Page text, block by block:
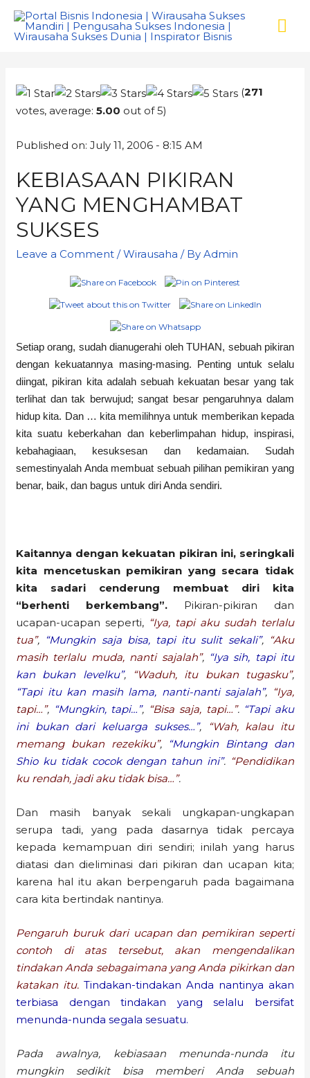
(271
votes, average:5.00 out of 5)
Published on: July 11, 2006 - 8:15 AM
KEBIASAAN PIKIRAN
YANG MENGHAMBAT
SUKSES
Leave a Comment /Wirausaha / ByAdmin
Setiap orang, sudah dianugerahi oleh TUHAN, sebuah pikiran
dengan kekuatannya masing-masing. Penting untuk selalu
diingat, pikiran kita adalah sebuah kekuatan besar yang tak
terlihat dan tak berwujud; sangat besar pengaruhnya dalam
hidup kita. Dan … kita memilihnya untuk memberikan kepada
kita suatu keberkahan dan keberlimpahan hidup, inspirasi,
kebahagiaan, kesuksesan dan kedamaian. Sudah
semestinyalah Anda membuat sebuah pilihan pemikiran yang
benar, baik, dan bagus untuk diri Anda sendiri.
Kaitannya dengan kekuatan pikiran ini, seringkali
kita mencetuskan pemikiran yang secara tidak
kita sadari cenderung membuat diri kita
“berhenti berkembang”. Pikiran-pikiran dan
ucapan-ucapan seperti, “Iya, tapi aku sudah terlalu
tua”, “Mungkin saja bisa, tapi itu sulit sekali”, “Aku
masih terlalu muda, nanti sajalah”, “Iya sih, tapi itu
kan bukan levelku”, “Waduh, itu bukan tugasku”,
“Tapi itu kan masih lama, nanti-nanti sajalah”, “Iya,
tapi…”, “Mungkin, tapi…”, “Bisa saja, tapi…”. “Tapi aku
ini bukan dari keluarga sukses…”,
“Wah, kalau itu
memang bukan rezekiku”,
“Mungkin Bintang dan
Shio ku tidak cocok dengan tahun ini”. “Pendidikan
ku rendah, jadi aku tidak bisa…”.
Dan masih banyak sekali ungkapan-ungkapan
serupa tadi, yang pada dasarnya tidak percaya
kepada kemampuan diri sendiri; inilah yang harus
diatasi dan dieliminasi dari pikiran dan ucapan kita;
karena hal itu akan berpengaruh pada bagaimana
cara kita bertindak nantinya.
Pengaruh buruk dari ucapan dan pemikiran seperti
contoh di atas tersebut, akan mengendalikan
tindakan Anda sebagaimana yang Anda pikirkan dan
katakan itu. Tindakan-tindakan Anda nantinya akan
terbiasa dengan tindakan yang selalu bersifat
menunda-nunda segala sesuatu.
Pada awalnya, kebiasaan menunda-nunda itu
mungkin sedikit bisa memberi Anda sebuah